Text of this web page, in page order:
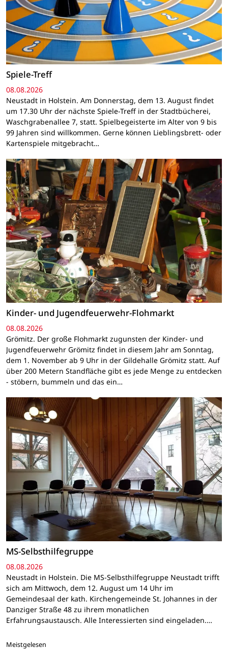
Spiele-Treff
08.08.2026
Neustadt in Holstein. Am Donnerstag, dem 13. August findet
um 17.30 Uhr der nächste Spiele-Treff in der Stadtbücherei,
Waschgrabenallee 7, statt. Spielbegeisterte im Alter von 9 bis
99 Jahren sind willkommen. Gerne können Lieblingsbrett- oder
Kartenspiele mitgebracht…
Kinder- und Jugendfeuerwehr-Flohmarkt
08.08.2026
Grömitz. Der große Flohmarkt zugunsten der Kinder- und
Jugendfeuerwehr Grömitz findet in diesem Jahr am Sonntag,
dem 1. November ab 9 Uhr in der Gildehalle Grömitz statt. Auf
über 200 Metern Standfläche gibt es jede Menge zu entdecken
- stöbern, bummeln und das ein…
MS-Selbsthilfegruppe
08.08.2026
Neustadt in Holstein. Die MS-Selbsthilfegruppe Neustadt trifft
sich am Mittwoch, dem 12. August um 14 Uhr im
Gemeindesaal der kath. Kirchengemeinde St. Johannes in der
Danziger Straße 48 zu ihrem monatlichen
Erfahrungsaustausch. Alle Interessierten sind eingeladen.…
Meistgelesen